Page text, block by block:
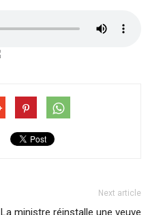
Next article
La ministre réinstalle une veuve